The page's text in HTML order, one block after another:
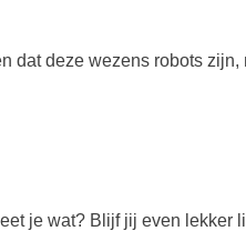
dat deze wezens robots
je wat? Blijf jij even lekker